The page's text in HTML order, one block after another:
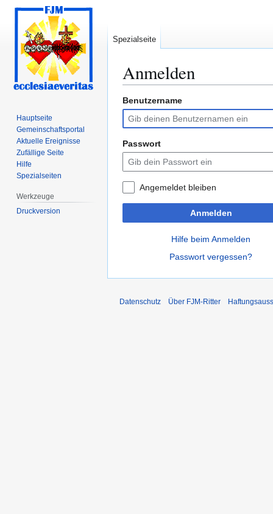
Anmelden
Zur
Navigation
springen
Zur
Suche
springen
Benutzername
Passwort
Angemeldet bleiben
Anmelden
Hilfe beim Anmelden
Passwort vergessen?
Spezialseite
Hauptseite
Gemeinschafts­portal
Aktuelle Ereignisse
Zufällige Seite
Hilfe
Spezialseiten
Werkzeuge
Druckversion
Datenschutz Über FJM-Ritter